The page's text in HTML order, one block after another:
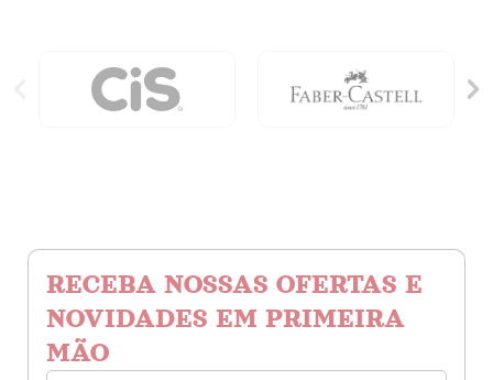
RECEBA NOSSAS OFERTAS E
NOVIDADES EM PRIMEIRA
MÃO